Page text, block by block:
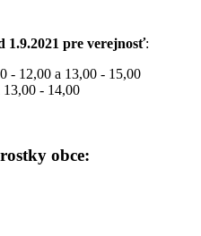
1.9.2021 pre verejnosť:
- 12,00 a 13,00 - 15,00
- 14,00
obce: